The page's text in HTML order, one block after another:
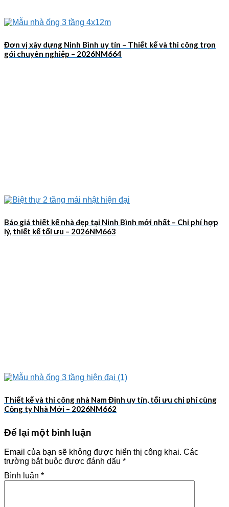
Đơn vị xây dựng Ninh Bình uy tín – Thiết kế và thi công trọn
gói chuyên nghiệp – 2026NM664
Báo giá thiết kế nhà đẹp tại Ninh Bình mới nhất – Chi phí hợp
lý, thiết kế tối ưu – 2026NM663
Thiết kế và thi công nhà Nam Định uy tín, tối ưu chi phí cùng
Công ty Nhà Mới – 2026NM662
Để lại một bình luận
Email của bạn sẽ không được hiển thị công khai. Các
trường bắt buộc được đánh dấu *
Bình luận *